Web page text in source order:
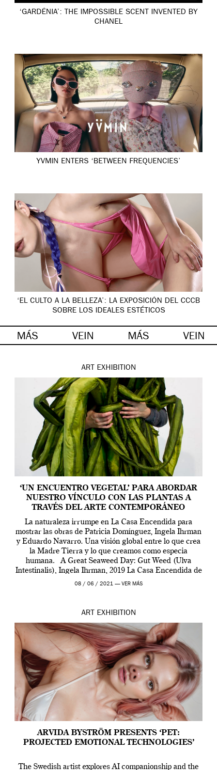
‘GARDÉNIA’: THE IMPOSSIBLE SCENT INVENTED BY
CHANEL
YVMIN ENTERS ‘BETWEEN FREQUENCIES’
‘EL CULTO A LA BELLEZA’: LA EXPOSICIÓN DEL CCCB
SOBRE LOS IDEALES ESTÉTICOS
MÁS VEIN MÁS VEIN
ART EXHIBITION
‘UN ENCUENTRO VEGETAL’ PARA ABORDAR
NUESTRO VÍNCULO CON LAS PLANTAS A
TRAVÉS DEL ARTE CONTEMPORÁNEO
La naturaleza irrumpe en La Casa Encendida para
mostrar las obras de Patricia Domínguez, Ingela Ihrman
y Eduardo Navarro. Una visión global entre lo que crea
la Madre Tierra y lo que creamos como especia
humana. A Great Seaweed Day: Gut Weed (Ulva
Intestinalis), Ingela Ihrman, 2019 La Casa Encendida de
Madrid y la Wellcome […]
08 / 06 / 2021 — VER MÁS
ART EXHIBITION
ARVIDA BYSTRÖM PRESENTS ‘PET:
PROJECTED EMOTIONAL TECHNOLOGIES’
The Swedish artist explores AI companionship and the